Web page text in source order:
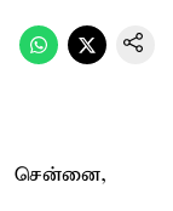
சென்னை,